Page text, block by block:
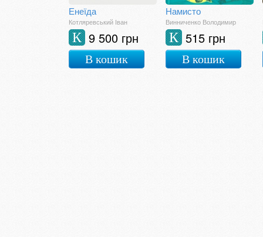
Енеїда
Котляревський Іван
9 500 грн
К
В кошик
Намисто
Винниченко Володимир
515 грн
К
В кошик